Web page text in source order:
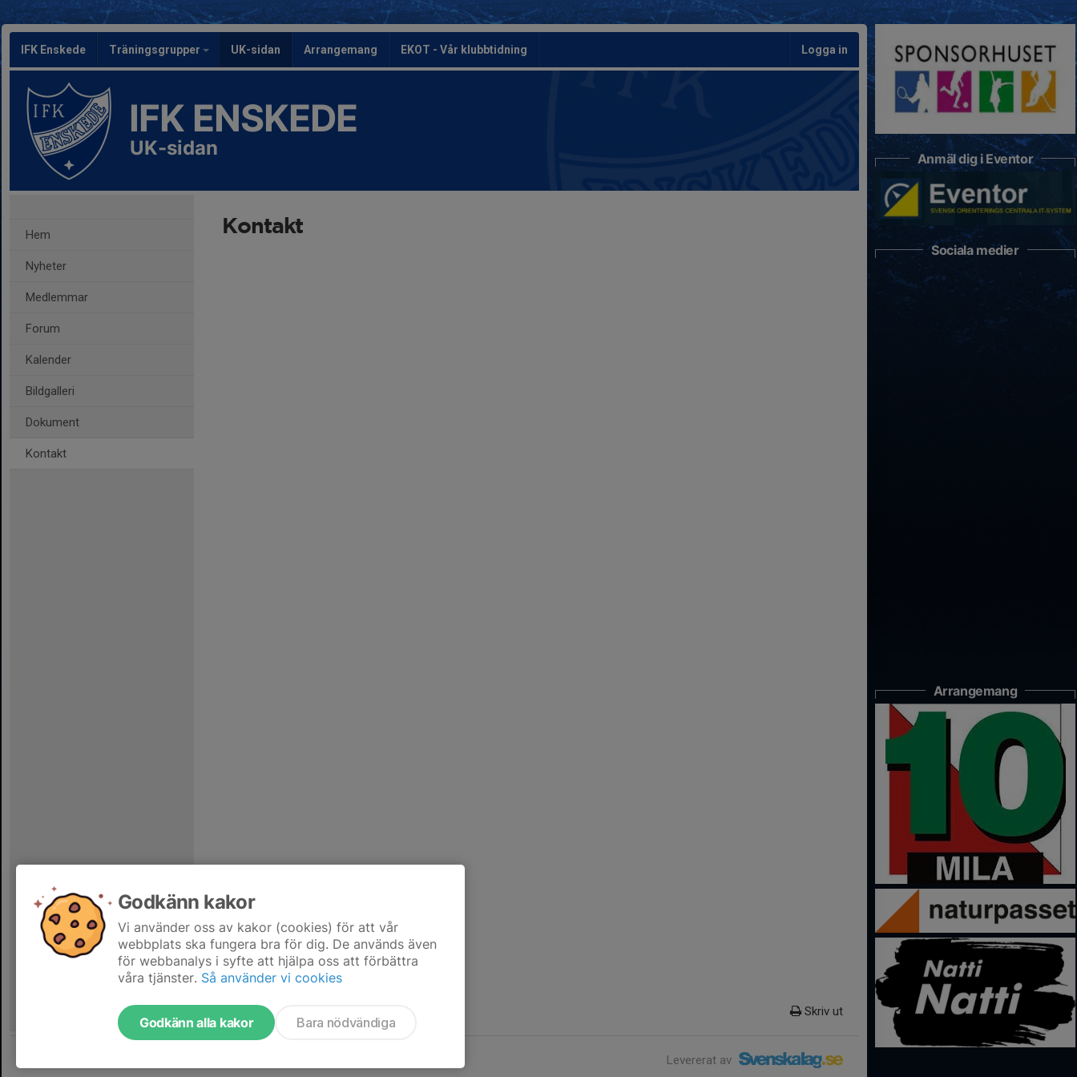
IFK Enskede Träningsgrupper UK-sidan Arrangemang EKOT - Vår klubbtidning Logga in
IFK ENSKEDE
UK-sidan
Hem
Nyheter
Medlemmar
Forum
Kalender
Bildgalleri
Dokument
Kontakt
Kontakt
Skriv ut
Levererat av
Anmäl dig i Eventor
Sociala medier
Arrangemang
Godkänn kakor
Vi använder oss av kakor (cookies) för att vår
webbplats ska fungera bra för dig. De används även
för webbanalys i syfte att hjälpa oss att förbättra
våra tjänster. Så använder vi cookies
Godkänn alla kakor Bara nödvändiga